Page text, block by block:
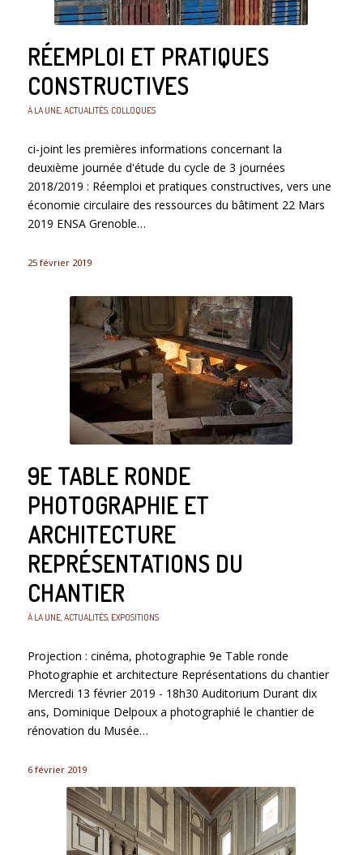
RÉEMPLOI ET PRATIQUES
CONSTRUCTIVES
À LA UNE, ACTUALITÉS, COLLOQUES
ci-joint les premières informations concernant la
deuxième journée d'étude du cycle de 3 journées
2018/2019 : Réemploi et pratiques constructives, vers une
économie circulaire des ressources du bâtiment 22 Mars
2019 ENSA Grenoble…
25 février 2019
9E TABLE RONDE
PHOTOGRAPHIE ET
ARCHITECTURE
REPRÉSENTATIONS DU
CHANTIER
À LA UNE, ACTUALITÉS, EXPOSITIONS
Projection : cinéma, photographie 9e Table ronde
Photographie et architecture Représentations du chantier
Mercredi 13 février 2019 - 18h30 Auditorium Durant dix
ans, Dominique Delpoux a photographié le chantier de
rénovation du Musée…
6 février 2019